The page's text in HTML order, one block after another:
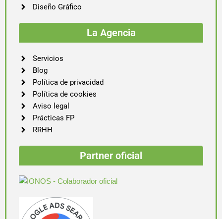
Diseño Gráfico
La Agencia
Servicios
Blog
Política de privacidad
Política de cookies
Aviso legal
Prácticas FP
RRHH
Partner oficial